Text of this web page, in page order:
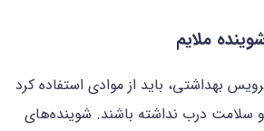
بهداشتی، باید از موادی استفاده کرد
و سلامت درب نداشته باشند. شوینده‌های